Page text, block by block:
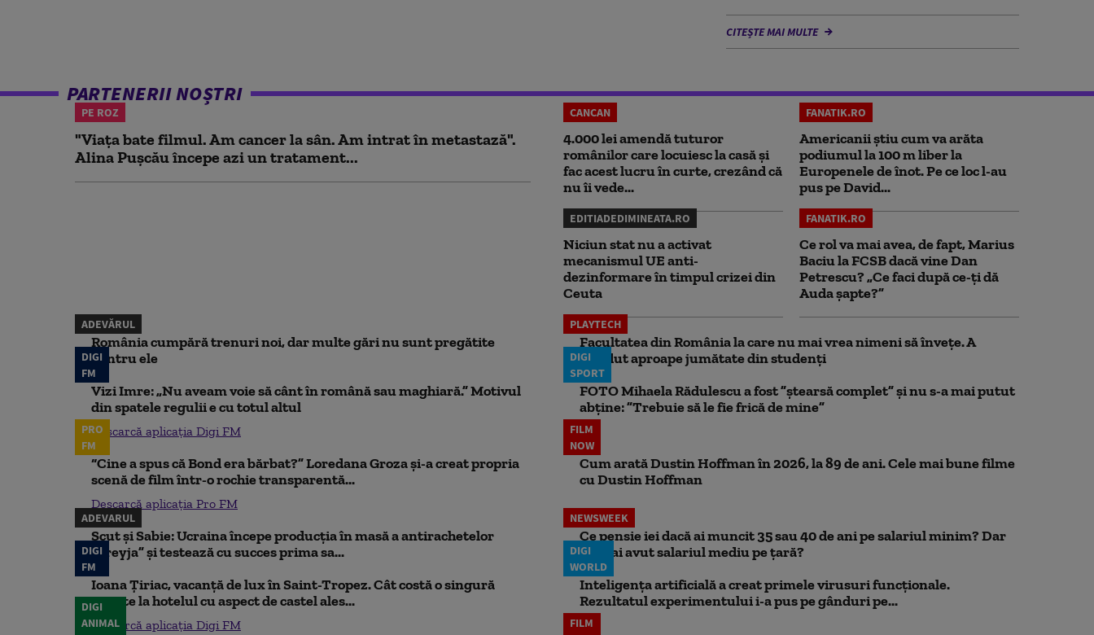
CITEȘTE MAI MULTE
PARTENERII NOȘTRI
PE ROZ
"Viața bate filmul. Am cancer la sân. Am intrat în metastază".
Alina Pușcău începe azi un tratament...
CANCAN
4.000 lei amendă tuturor
românilor care locuiesc la casă și
fac acest lucru în curte, crezând că
nu îi vede...
FANATIK.RO
Americanii știu cum va arăta
podiumul la 100 m liber la
Europenele de înot. Pe ce loc l-au
pus pe David...
EDITIADEDIMINEATA.RO
Niciun stat nu a activat
mecanismul UE anti-
dezinformare în timpul crizei din
Ceuta
FANATIK.RO
Ce rol va mai avea, de fapt, Marius
Baciu la FCSB dacă vine Dan
Petrescu? „Ce faci după ce-ți dă
Auda șapte?”
ADEVĂRUL
România cumpără trenuri noi, dar multe gări nu sunt pregătite
pentru ele
PLAYTECH
Facultatea din România la care nu mai vrea nimeni să înveţe. A
pierdut aproape jumătate din studenţi
DIGI
FM
Vizi Imre: „Nu aveam voie să cânt în română sau maghiară.” Motivul
din spatele regulii e cu totul altul
Descarcă aplicația Digi FM
DIGI
SPORT
FOTO Mihaela Rădulescu a fost ”ștearsă complet” și nu s-a mai putut
abține: ”Trebuie să le fie frică de mine”
PRO
FM
“Cine a spus că Bond era bărbat?” Loredana Groza și-a creat propria
scenă de film într-o rochie transparentă...
Descarcă aplicația Pro FM
FILM
NOW
Cum arată Dustin Hoffman în 2026, la 89 de ani. Cele mai bune filme
cu Dustin Hoffman
ADEVARUL
Scut și Sabie: Ucraina începe producția în masă a antirachetelor
„Freyja” și testează cu succes prima sa...
NEWSWEEK
Ce pensie iei dacă ai muncit 35 sau 40 de ani pe salariul minim? Dar
dacă ai avut salariul mediu pe țară?
DIGI
FM
Ioana Țiriac, vacanță de lux în Saint-Tropez. Cât costă o singură
noapte la hotelul cu aspect de castel ales...
Descarcă aplicația Digi FM
DIGI
WORLD
Inteligența artificială a creat primele virusuri funcționale.
Rezultatul experimentului i-a pus pe gânduri pe...
DIGI
ANIMAL
FILM